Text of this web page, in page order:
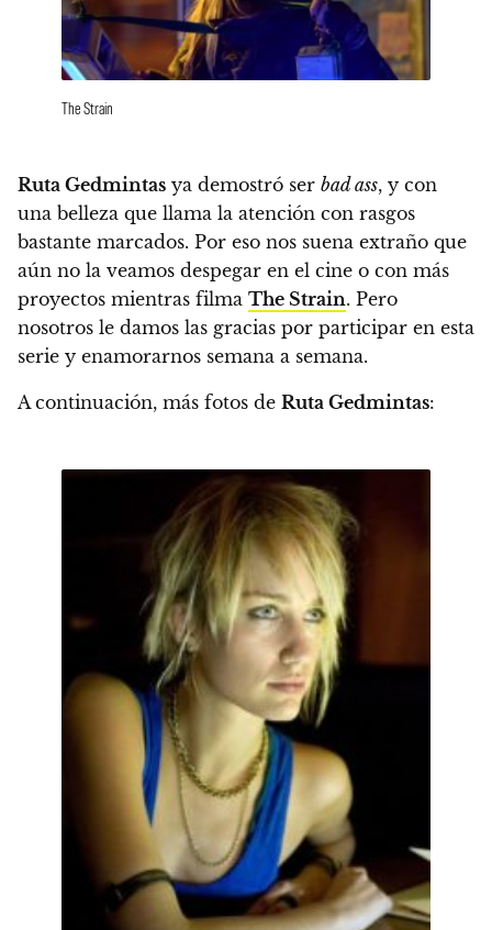
The Strain
Ruta Gedmintas ya demostró ser bad ass, y con
una belleza que llama la atención con rasgos
bastante marcados. Por eso nos suena extraño que
aún no la veamos despegar en el cine o con más
proyectos mientras filma The Strain. Pero
nosotros le damos las gracias por participar en esta
serie y enamorarnos semana a semana.
A continuación, más fotos de Ruta Gedmintas: